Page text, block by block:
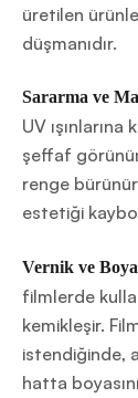
üretilen
düşmanıdır.
Sararma ve
UV
şeffaf
renge
estetiği
Vernik ve
filmlerde
kemikleşir.
istendiğinde,
hatta